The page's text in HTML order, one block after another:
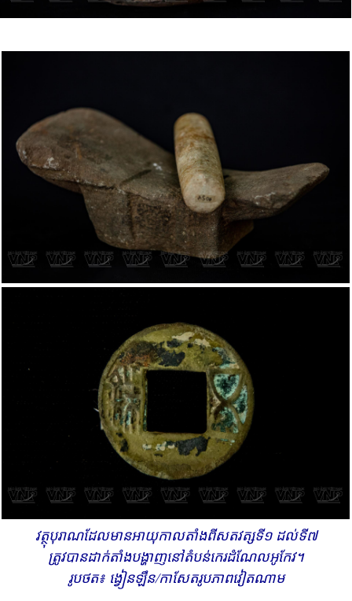
វត្ថុបុរាណដែលមានអាយុកាលតាំងពីសតវត្សទី១ ដល់ទី៧
ត្រូវបានដាក់តាំងបង្ហាញនៅតំបន់កេរដំណែលអូកែវ។
រូបថត៖ ង្វៀន​ឡឹន​​​​/កាសែតរូបភាពវៀតណាម